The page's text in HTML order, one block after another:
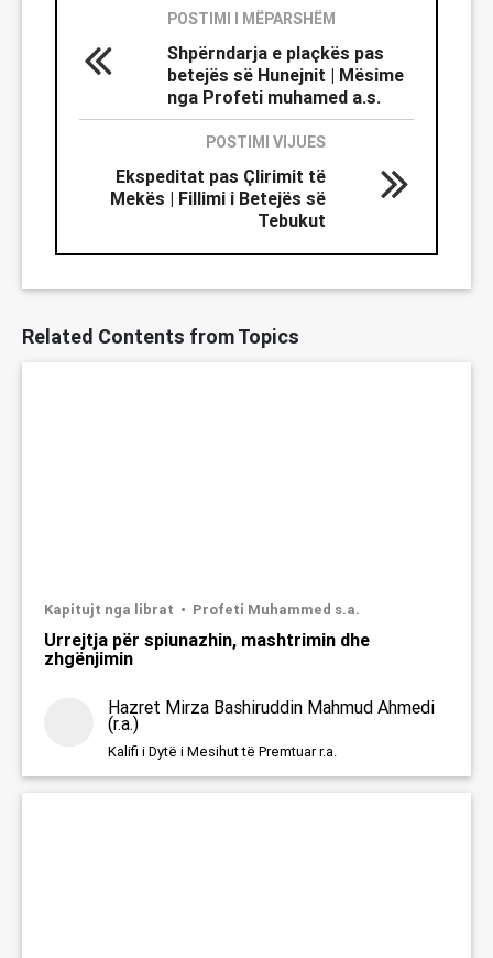
Related Contents from Topics
Kapitujt nga librat Profeti Muhammed s.a.
Urrejtja për spiunazhin, mashtrimin dhe
zhgënjimin
Hazret Mirza Bashiruddin Mahmud Ahmedi
(r.a.)
Kalifi i Dytë i Mesihut të Premtuar r.a.
POSTIMI I MËPARSHËM
Shpërndarja e plaçkës pas
betejës së Hunejnit | Mësime
nga Profeti muhamed a.s.
POSTIMI VIJUES
Ekspeditat pas Çlirimit të
Mekës | Fillimi i Betejës së
Tebukut